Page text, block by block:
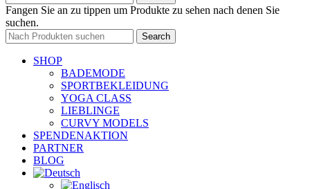
Fangen Sie an zu tippen um Produkte zu sehen nach denen Sie
suchen.
Search
SHOP
BADEMODE
SPORTBEKLEIDUNG
YOGA CLASS
LIEBLINGE
CURVY MODELS
SPENDENAKTION
PARTNER
BLOG